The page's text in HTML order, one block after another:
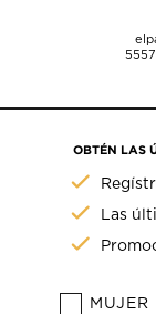
OBTÉN LAS
Las
MUJER